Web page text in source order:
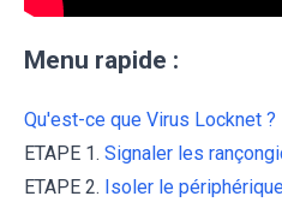
Menu rapide :
Qu'est-ce que Virus Locknet ?
ETAPE 1. Signaler les
ETAPE 2. Isoler le